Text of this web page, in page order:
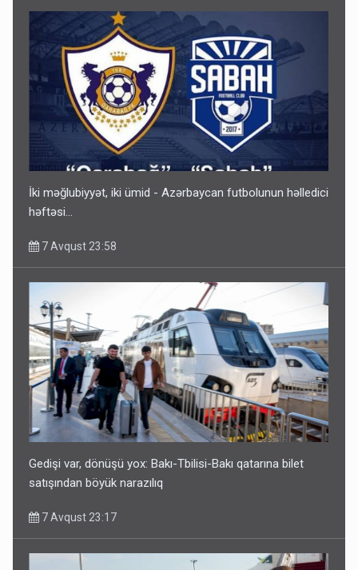
Gedişi var, dönüşü yox: Bakı-Tbilisi-Bakı qatarına bilet
satışından böyük narazılıq
Geri çağırılan səfir Abel Məhərrəmovun oğludur - DOSYE
7 Avqust 14:07
İki məğlubiyyət, iki ümid - Azərbaycan futbolunun həlledici
həftəsi...
7 Avqust 23:58
Gedişi var, dönüşü yox: Bakı-Tbilisi-Bakı qatarına bilet
satışından böyük narazılıq
7 Avqust 23:17